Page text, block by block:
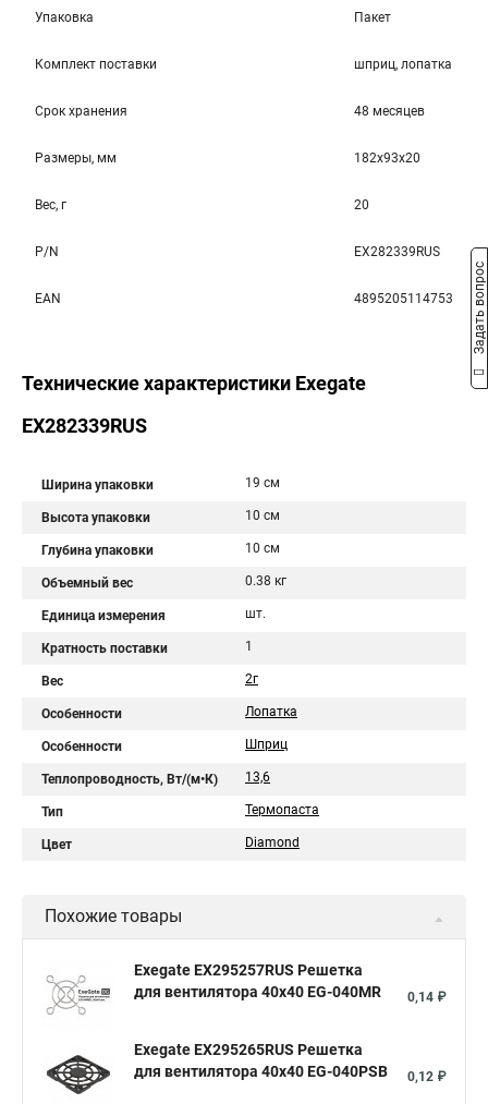
Упаковка Пакет
Комплект поставки шприц, лопатка
Срок хранения 48 месяцев
Размеры, мм 182x93x20
Вес, г 20
P/N EX282339RUS
EAN 4895205114753
Технические характеристики Exegate
EX282339RUS
Ширина упаковки 19 см
Высота упаковки 10 см
Глубина упаковки 10 см
Объемный вес 0.38 кг
Единица измерения шт.
Кратность поставки 1
Вес 2г
Особенности Лопатка
Особенности Шприц
Теплопроводность, Вт/(м•К) 13,6
Тип Термопаста
Цвет Diamond
Похожие товары
Exegate EX295257RUS Решетка
для вентилятора 40x40 EG-040MR
0,14 ₽
Exegate EX295265RUS Решетка
для вентилятора 40x40 EG-040PSB
0,12 ₽
Задать вопрос